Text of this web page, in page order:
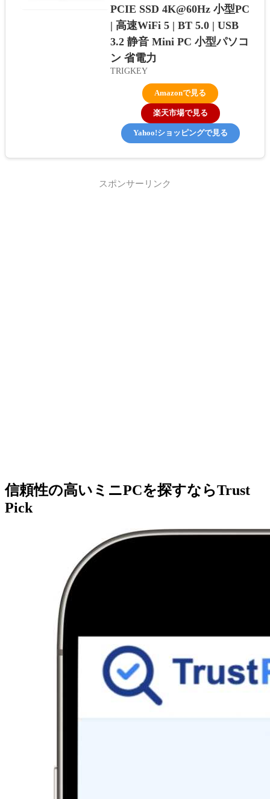
PCIE SSD 4K@60Hz 小型PC
| 高速WiFi 5 | BT 5.0 | USB
3.2 静音 Mini PC 小型パソコ
ン 省電力
TRIGKEY
Amazonで見る
楽天市場で見る
Yahoo!ショッピングで見る
スポンサーリンク
信頼性の高いミニPCを探すならTrust
Pick